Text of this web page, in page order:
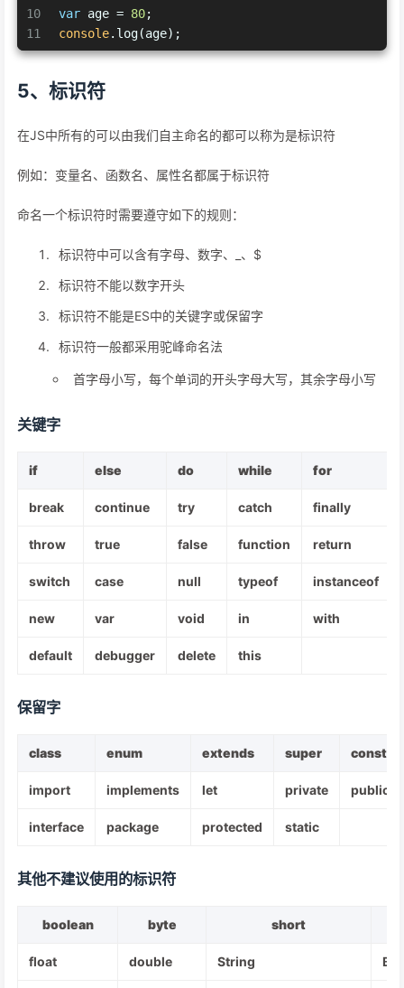
10
11
var age = 80;
console.log(age);
5、标识符
在JS中所有的可以由我们自主命名的都可以称为是标识符
例如：变量名、函数名、属性名都属于标识符
命名一个标识符时需要遵守如下的规则：
标识符中可以含有字母、数字、_、$
标识符不能以数字开头
标识符不能是ES中的关键字或保留字
标识符一般都采用驼峰命名法
首字母小写，每个单词的开头字母大写，其余字母小写
关键字
if else do while for
break continue try catch finally
throw true false function return
switch case null typeof instanceof
new var void in with
default debugger delete this
保留字
class enum extends super const
import implements let private public
interface package protected static
其他不建议使用的标识符
boolean byte short
float double String